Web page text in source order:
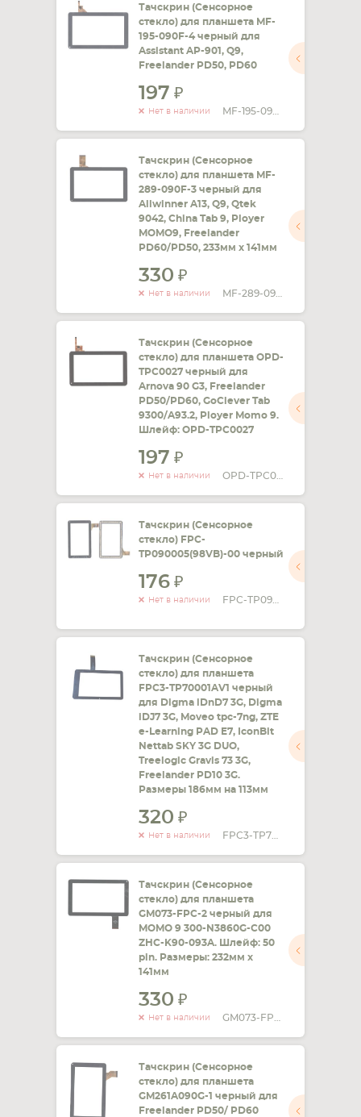
Тачскрин (Сенсорное
стекло) для планшета MF-
195-090F-4 черный для
Assistant AP-901, Q9,
Freelander PD50, PD60
197
Нет в наличии
Тачскрин (Сенсорное
стекло) для планшета MF-
289-090F-3 черный для
Allwinner A13, Q9, Qtek
9042, China Tab 9, Ployer
MOMO9, Freelander
PD60/PD50, 233мм x 141мм
330
Нет в наличии
Тачскрин (Сенсорное
стекло) для планшета OPD-
TPC0027 черный для
Arnova 90 G3, Freelander
PD50/PD60, GoClever Tab
9300/A93.2, Ployer Momo 9.
Шлейф: OPD-TPC0027
197
Нет в наличии
Тачскрин (Сенсорное
стекло) FPC-
TP090005(98VB)-00 черный
176
Нет в наличии
Тачскрин (Сенсорное
стекло) для планшета
FPC3-TP70001AV1 черный
для Digma iDnD7 3G, Digma
iDJ7 3G, Moveo tpc-7ng, ZTE
e-Learning PAD E7, IconBit
Nettab SKY 3G DUO,
Treelogic Gravis 73 3G,
Freelander PD10 3G.
Размеры 186мм на 113мм
320
Нет в наличии
Тачскрин (Сенсорное
стекло) для планшета
GM073-FPC-2 черный для
MOMO 9 300-N3860G-C00
ZHC-K90-093A. Шлейф: 50
pin. Размеры: 232мм х
141мм
330
Нет в наличии
Тачскрин (Сенсорное
стекло) для планшета
GM261A090G-1 черный для
Freelander PD50/ PD60